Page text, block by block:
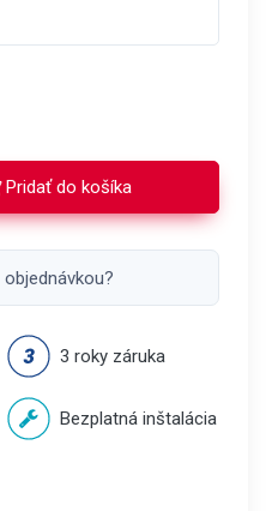
Pridať do košíka
3 roky záruka
Bezplatná inštalácia